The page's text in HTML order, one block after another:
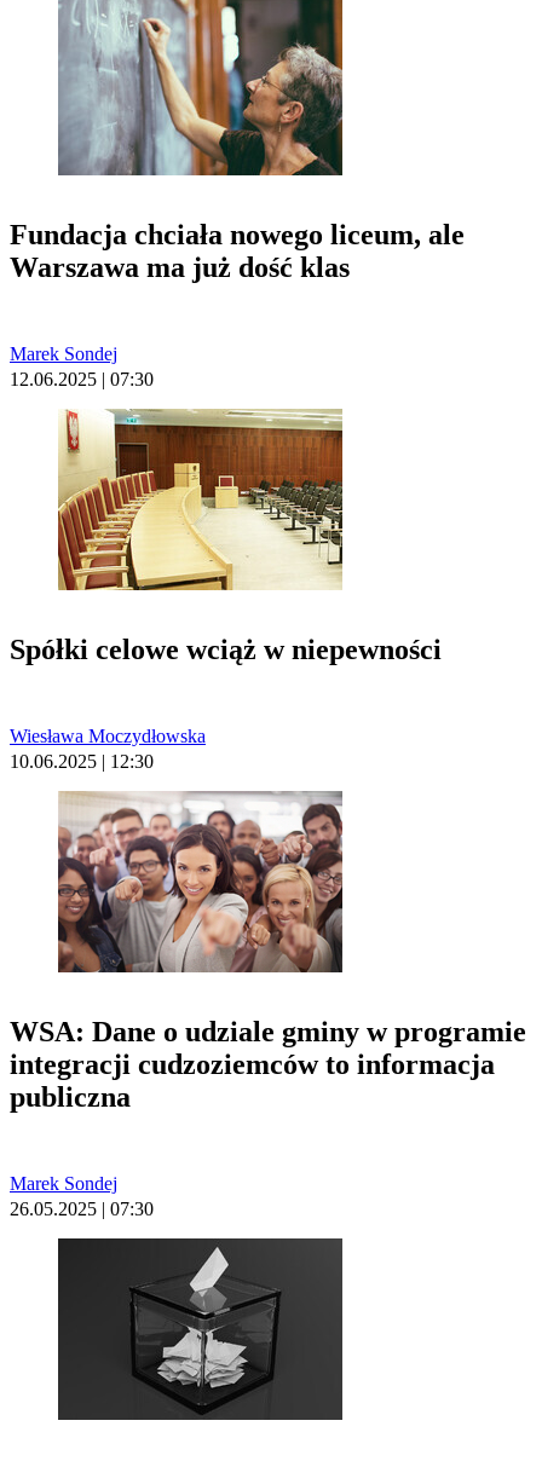
Fundacja chciała nowego liceum, ale
Warszawa ma już dość klas
Marek Sondej
12.06.2025 | 07:30
Spółki celowe wciąż w niepewności
Wiesława Moczydłowska
10.06.2025 | 12:30
WSA: Dane o udziale gminy w programie
integracji cudzoziemców to informacja
publiczna
Marek Sondej
26.05.2025 | 07:30